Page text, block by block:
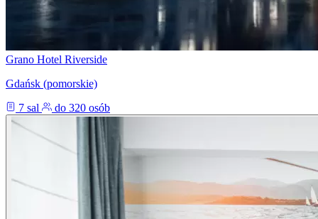
Grano Hotel Riverside
Gdańsk (pomorskie)
7 sal
do 320 osób